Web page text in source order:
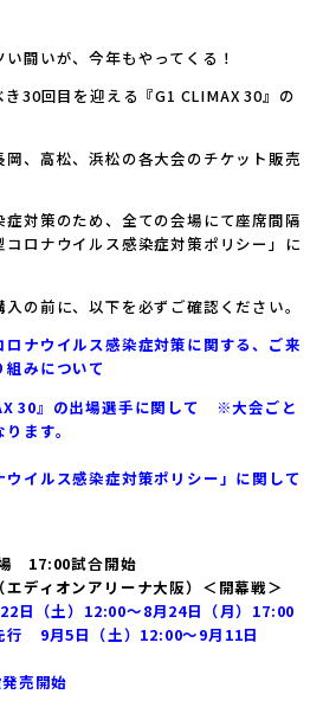
闘いが、今年もやってくる！
30回目を迎える『G1 CLIMAX 30』の
、高松、浜松の各大会のチケット販売
対策のため、全ての会場にて座席間隔
ロナウイルス感染症対策ポリシー」に
の前に、以下を必ずご確認ください。
ロナウイルス感染症対策に関する、ご来
組みについて
30』の出場選手に関して ※大会ごと
ます。
ウイルス感染症対策ポリシー」に関して
17:00試合開始
ディオンアリーナ大阪）＜開幕戦＞
日（土）12:00～8月24日（月）17:00
9月5日（土）12:00～9月11日
売開始